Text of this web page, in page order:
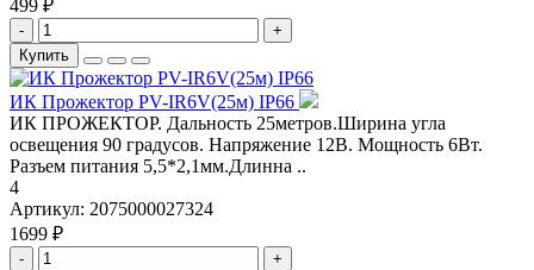
499 ₽
-
+
Купить
ИК Прожектор PV-IR6V(25м) IP66
ИК ПРОЖЕКТОР. Дальность 25метров.Ширина угла
освещения 90 градусов. Напряжение 12В. Мощность 6Вт.
Разъем питания 5,5*2,1мм.Длинна ..
4
Артикул: 2075000027324
1699 ₽
-
+